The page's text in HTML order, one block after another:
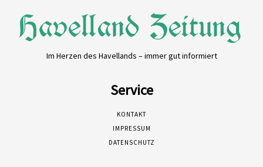
Im Herzen des Havellands – immer gut informiert
Service
KONTAKT
IMPRESSUM
DATENSCHUTZ